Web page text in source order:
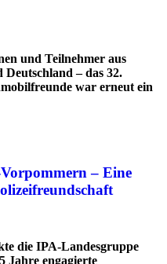
und Teilnehmer aus
– das 32.
war erneut ein
– Eine
die IPA-Landesgruppe
Jahre engagierte